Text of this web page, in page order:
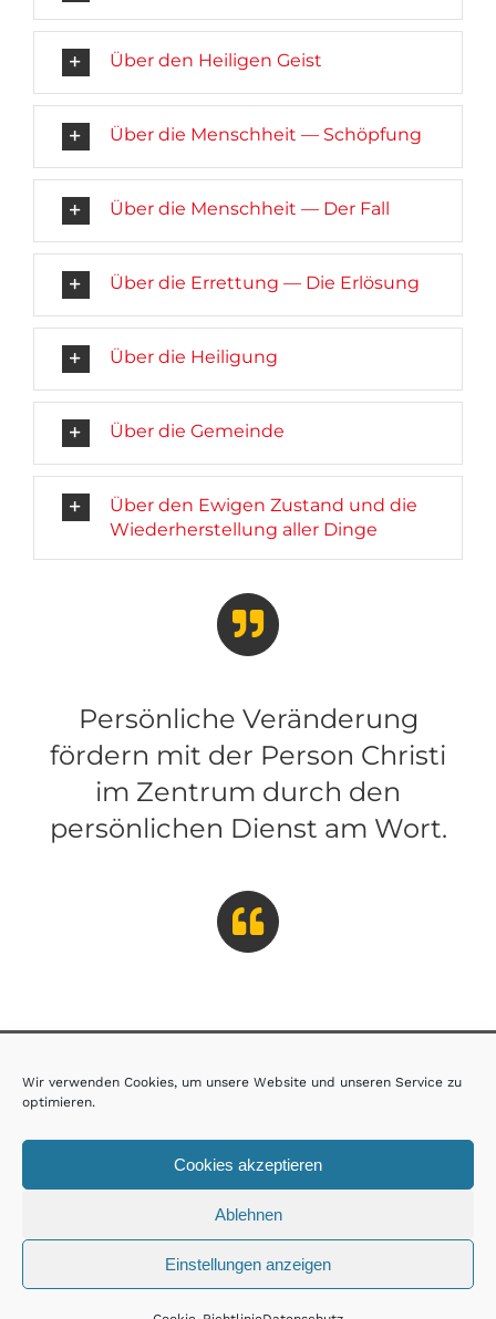
Wir verwenden Cookies, um unsere Website und unseren Service zu
optimieren.
Cookies akzeptieren
Ablehnen
Einstellungen anzeigen
Über den Heiligen Geist
Über die Menschheit — Schöpfung
Über die Menschheit — Der Fall
Über die Errettung — Die Erlösung
Über die Heiligung
Über die Gemeinde
Über den Ewigen Zustand und die
Wiederherstellung aller Dinge
Persönliche Veränderung
fördern mit der Person Christi
im Zentrum durch den
persönlichen Dienst am Wort.
AGB·Impressum·Datenschutz
© Copyright 2025 | All Rights Reserved | Netzwerk Biblische
Seelsorge